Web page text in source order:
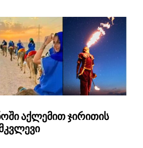
აქლემით ჯირითის